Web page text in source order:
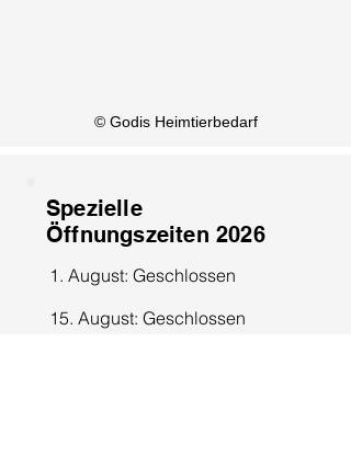
© Godis Heimtierbedarf
Spezielle
Öffnungszeiten 2026
1. August: Geschlossen
15. August: Geschlossen